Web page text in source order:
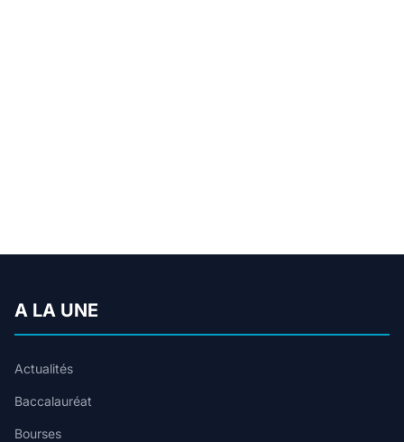
A LA UNE
Actualités
Baccalauréat
Bourses